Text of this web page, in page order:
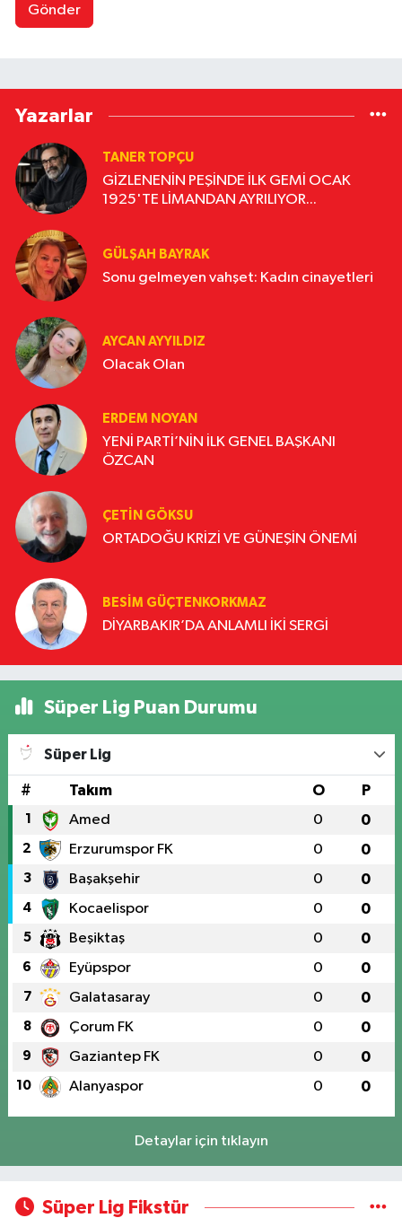
Gönder
Yazarlar
TANER TOPÇU
GİZLENENİN PEŞİNDE İLK GEMİ OCAK
1925'TE LİMANDAN AYRILIYOR...
GÜLŞAH BAYRAK
Sonu gelmeyen vahşet: Kadın cinayetleri
AYCAN AYYILDIZ
Olacak Olan
ERDEM NOYAN
YENİ PARTİ’NİN İLK GENEL BAŞKANI
ÖZCAN
ÇETIN GÖKSU
ORTADOĞU KRİZİ VE GÜNEŞİN ÖNEMİ
BESIM GÜÇTENKORKMAZ
DİYARBAKIR’DA ANLAMLI İKİ SERGİ
Süper Lig Puan Durumu
Süper Lig
# Takım O P
1 Amed 0 0
2 Erzurumspor FK 0 0
3 Başakşehir 0 0
4 Kocaelispor 0 0
5 Beşiktaş 0 0
6 Eyüpspor 0 0
7 Galatasaray 0 0
8 Çorum FK 0 0
9 Gaziantep FK 0 0
10 Alanyaspor 0 0
Detaylar için tıklayın
Süper Lig Fikstür